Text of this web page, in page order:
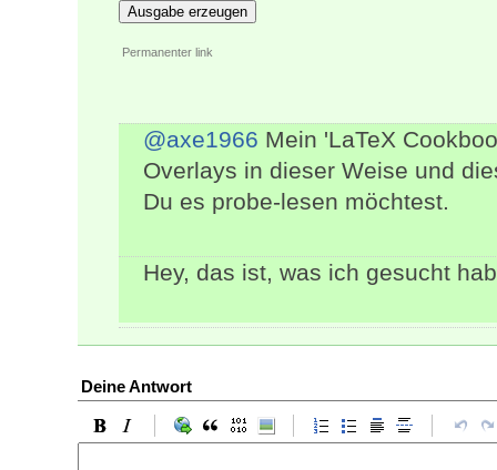
Ausgabe erzeugen
Permanenter link
@axe1966 Mein 'LaTeX
Overlays in dieser Weise und
Du es probe-lesen möchtest.
Hey, das ist, was ich gesucht
Deine Antwort